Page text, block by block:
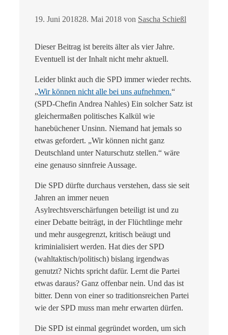
19. Juni 201828. Mai 2018 von Sascha Schießl
Dieser Beitrag ist bereits älter als vier Jahre.
Eventuell ist der Inhalt nicht mehr aktuell.
Leider blinkt auch die SPD immer wieder rechts.
„Wir können nicht alle bei uns aufnehmen.“
(SPD-Chefin Andrea Nahles) Ein solcher Satz ist
gleichermaßen politisches Kalkül wie
hanebüchener Unsinn. Niemand hat jemals so
etwas gefordert. „Wir können nicht ganz
Deutschland unter Naturschutz stellen.“ wäre
eine genauso sinnfreie Aussage.
Die SPD dürfte durchaus verstehen, dass sie seit
Jahren an immer neuen
Asylrechtsverschärfungen beteiligt ist und zu
einer Debatte beiträgt, in der Flüchtlinge mehr
und mehr ausgegrenzt, kritisch beäugt und
kriminialisiert werden. Hat dies der SPD
(wahltaktisch/politisch) bislang irgendwas
genutzt? Nichts spricht dafür. Lernt die Partei
etwas daraus? Ganz offenbar nein. Und das ist
bitter. Denn von einer so traditionsreichen Partei
wie der SPD muss man mehr erwarten dürfen.
Die SPD ist einmal gegründet worden, um sich